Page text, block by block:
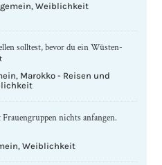
,Weiblichkeit
solltest, bevor du ein Wüsten-
, Marokko - Reisen und
nichts anfangen.
,Weiblichkeit